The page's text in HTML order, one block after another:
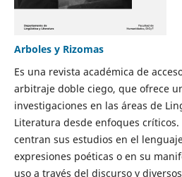
Arboles y Rizomas
Es una revista académica de
arbitraje doble ciego, que ofrece
investigaciones en las áreas de
Literatura desde enfoques críticos.
centran sus estudios en el
expresiones poéticas o en su
uso a través del discurso y